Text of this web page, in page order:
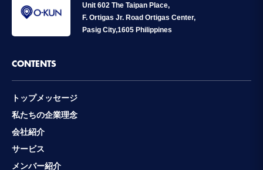
Unit 602 The Taipan Place,
F. Ortigas Jr. Road Ortigas Center,
Pasig City,1605 Philippines
CONTENTS
トップメッセージ
私たちの企業理念
会社紹介
サービス
メンバー紹介